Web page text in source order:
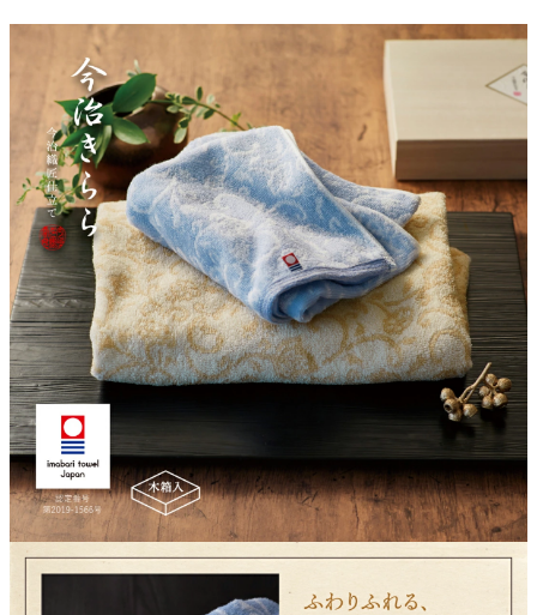
クロックギフト
ペーパーアイテム
DIY用品
引菓子
引出物ギフト
カタログギフト
ブライダルバッグ
演出用品
内祝い 出産祝い
季節イベント特集
会社概要
よくあるご質問